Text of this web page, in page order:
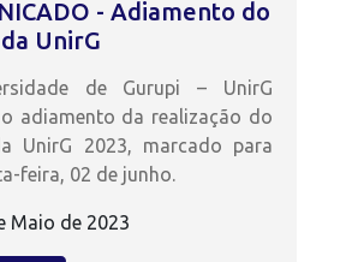
- Adiamento do
UnirG
de Gurupi – UnirG
adiamento da realização do
UnirG 2023, marcado para
feira, 02 de junho.
Maio de 2023